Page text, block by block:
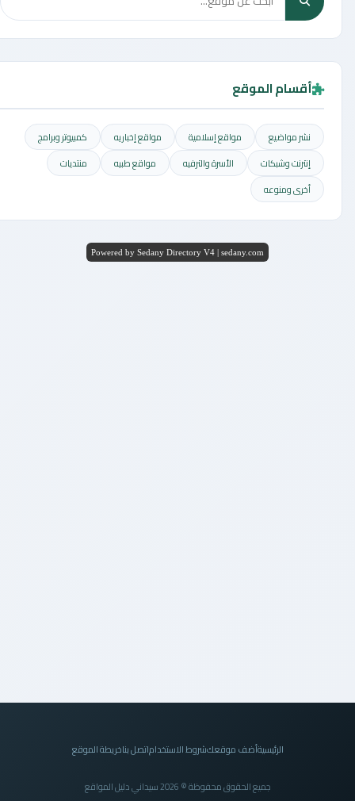
أقسام الموقع
نشر مواضيع مواقع إسلامية مواقع إخباريه
كمبيوتر وبرامج
إنترنت وشبكات
الأسرة والترفيه مواقع طبيه
منتديات
أخرى ومنوعه
Powered by Sedany Directory V4 | sedany.com
الرئيسيةأضف موقعكشروط الاستخداماتصل بناخريطة الموقع
جميع الحقوق محفوظة © 2026 سيداني دليل المواقع